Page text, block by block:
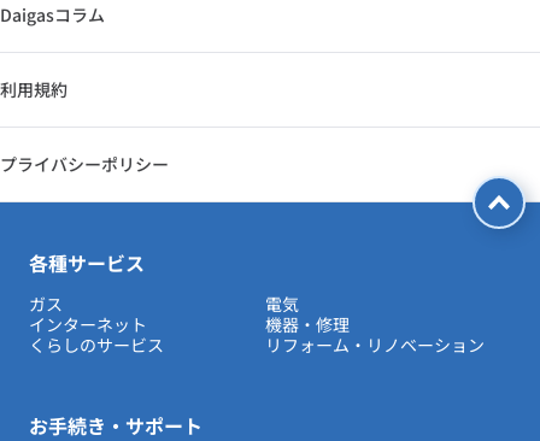
Daigasコラム
利用規約
プライバシーポリシー
各種サービス
ガス
電気
インターネット
機器・修理
くらしのサービス
リフォーム・リノベーション
お手続き・サポート